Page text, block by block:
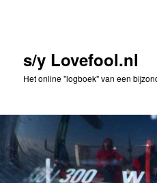
inhoud
inhouds/y Lovefool.nl
Het online "logboek" van een